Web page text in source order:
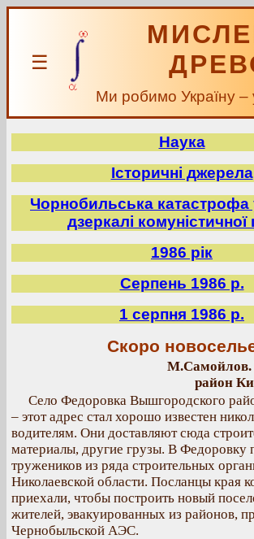
☰
Ми робимо Україну –
Наука
Історичні джерела
Чорнобильська
дзеркалі комуністичної
1986 рік
Серпень 1986 р.
1 серпня 1986 р.
Скоро
М.Самойлов.
район
Село Федоровка Вышгородского
– этот адрес стал хорошо известен
водителям. Они доставляют сюда
материалы, другие грузы. В Федоровку
тружеников из ряда строительных
Николаевской области. Посланцы края
приехали, чтобы построить новый
жителей, эвакуированных из районов,
Чернобыльской АЭС.